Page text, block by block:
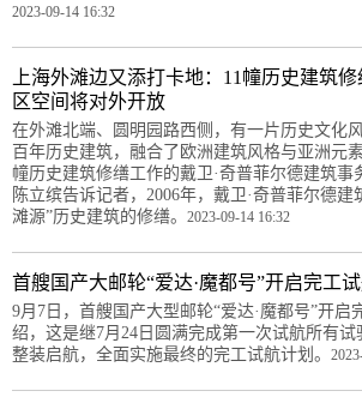
2023-09-14 16:32
上海外滩边又添打卡地：11幢历史建筑
区空间将对外开放
在外滩北端、圆明园路西侧，有一片历史文化
百年历史建筑，融合了欧洲建筑风格与亚洲元
幢历史建筑修缮工作的戴卫·奇普菲尔德建筑事
陈立缤告诉记者，2006年，戴卫·奇普菲尔德建
滩源”历史建筑的修缮。 2023-09-14 16:32
首艘国产大邮轮“爱达·魔都号”开启完工
9月7日，首艘国产大型邮轮“爱达·魔都号”开启
绍，这是继7月24日圆满完成第一次试航所有试
整装启航，全面实施最终的完工试航计划。